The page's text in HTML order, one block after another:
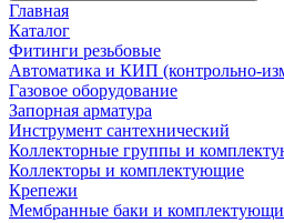
Главная
Каталог
Фитинги резьбовые
Автоматика и КИП (контрольно-
Газовое оборудование
Запорная арматура
Инструмент сантехнический
Коллекторные группы и
Коллекторы и комплектующие
Крепежи
Мембранные баки и